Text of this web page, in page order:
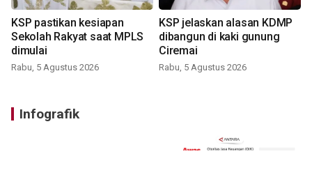
KSP pastikan kesiapan
Sekolah Rakyat saat MPLS
dimulai
Rabu, 5 Agustus 2026
KSP jelaskan alasan KDMP
dibangun di kaki gunung
Ciremai
Rabu, 5 Agustus 2026
Infografik